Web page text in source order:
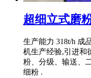
超细立式磨
生产能力 318t/h 成
机生产经验,引进和
粉、分级、输送、
细粉 .